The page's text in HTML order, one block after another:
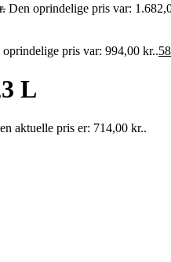
Den oprindelige pris var:
oprindelige pris var: 994,00 kr..
L
aktuelle pris er: 714,00 kr..